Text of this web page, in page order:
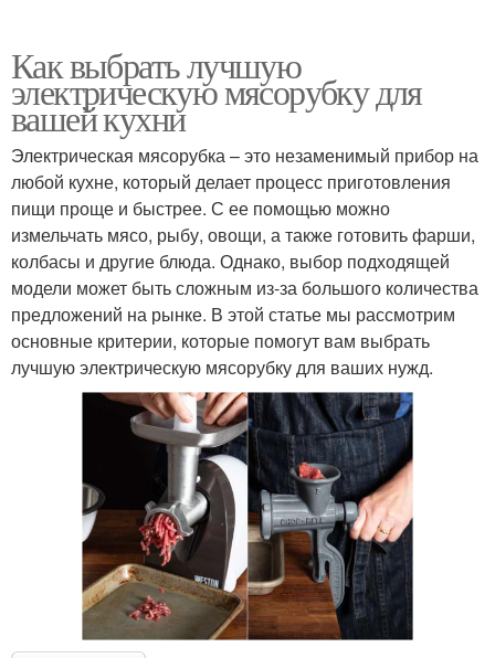
Как выбрать лучшую
электрическую мясорубку для
вашей кухни
Электрическая мясорубка – это незаменимый прибор на
любой кухне, который делает процесс приготовления
пищи проще и быстрее. С ее помощью можно
измельчать мясо, рыбу, овощи, а также готовить фарши,
колбасы и другие блюда. Однако, выбор подходящей
модели может быть сложным из-за большого количества
предложений на рынке. В этой статье мы рассмотрим
основные критерии, которые помогут вам выбрать
лучшую электрическую мясорубку для ваших нужд.